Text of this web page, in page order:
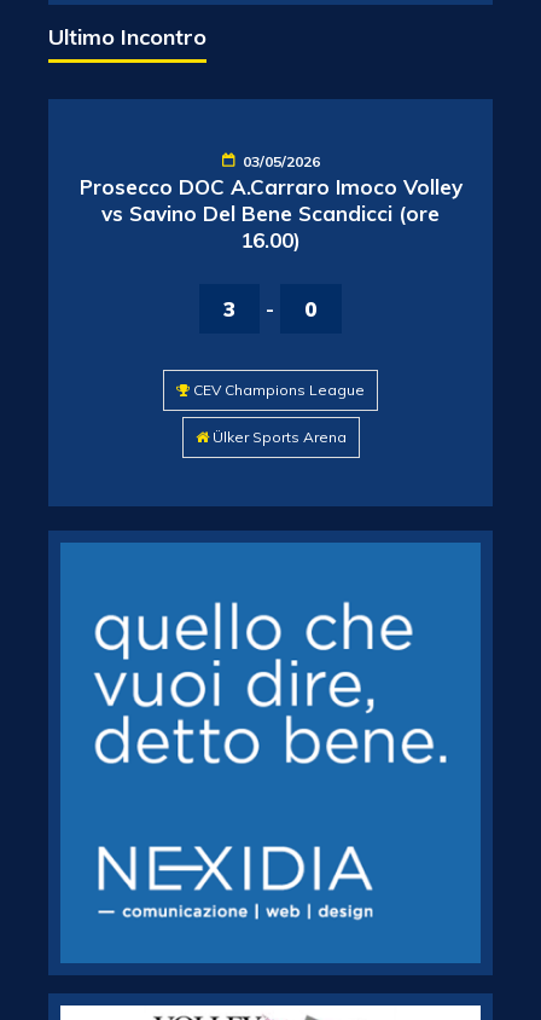
Ultimo Incontro
03/05/2026
Prosecco DOC A.Carraro Imoco Volley
vs Savino Del Bene Scandicci (ore
16.00)
3 - 0
CEV Champions League
Ülker Sports Arena